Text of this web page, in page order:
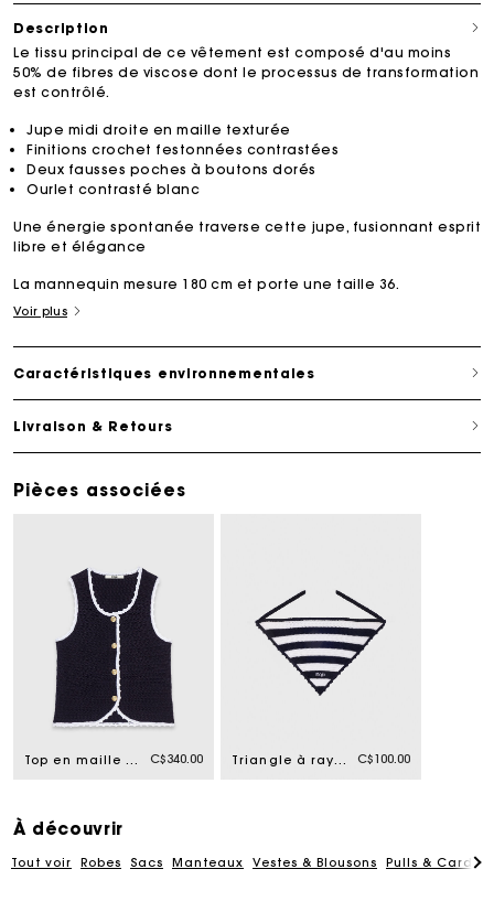
Description
Le tissu principal de ce vêtement est composé d'au moins
50% de fibres de viscose dont le processus de transformation
est contrôlé.
Jupe midi droite en maille texturée
Finitions crochet festonnées contrastées
Deux fausses poches à boutons dorés
Ourlet contrasté blanc
Une énergie spontanée traverse cette jupe, fusionnant esprit
libre et élégance
La mannequin mesure 180 cm et porte une taille 36.
Voir plus
Caractéristiques environnementales
Livraison & Retours
Pièces associées
Top en maille avec finitions en crochet C$340.00 Triangle à rayures en maille C$100.00
À découvrir
Tout voir Robes Sacs Manteaux Vestes & Blousons Pulls &